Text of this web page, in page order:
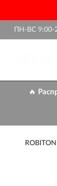
ПН-ВС 9:00-
🔥
ROBITON